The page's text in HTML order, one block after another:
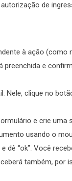
de
à ação (como
preenchida e
Nele, clique no
e crie uma
usando o
dê “ok”. Você
também,